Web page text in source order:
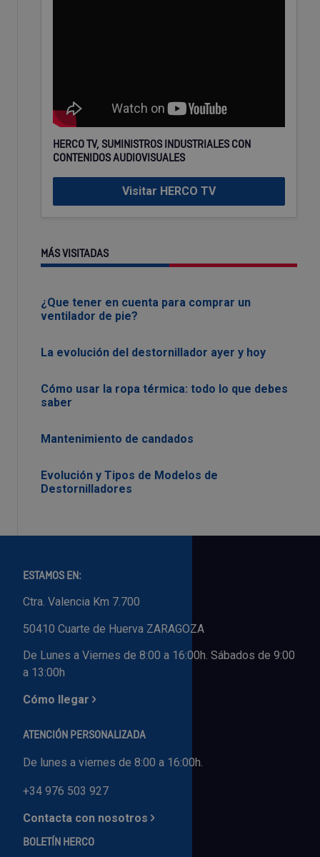
HERCO TV, SUMINISTROS INDUSTRIALES CON
CONTENIDOS AUDIOVISUALES
Visitar HERCO TV
MÁS VISITADAS
¿Que tener en cuenta para comprar un
ventilador de pie?
La evolución del destornillador ayer y hoy
Cómo usar la ropa térmica: todo lo que debes
saber
Mantenimiento de candados
Evolución y Tipos de Modelos de
Destornilladores
ESTAMOS EN:
Ctra. Valencia Km 7.700
50410 Cuarte de Huerva ZARAGOZA
De Lunes a Viernes de 8:00 a 16:00h. Sábados de 9:00
a 13:00h
Cómo llegar
ATENCIÓN PERSONALIZADA
De lunes a viernes de 8:00 a 16:00h.
+34 976 503 927
Contacta con nosotros
BOLETÍN HERCO